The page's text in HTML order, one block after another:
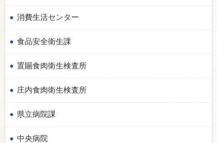
消費生活センター
食品安全衛生課
置賜食肉衛生検査所
庄内食肉衛生検査所
県立病院課
中央病院